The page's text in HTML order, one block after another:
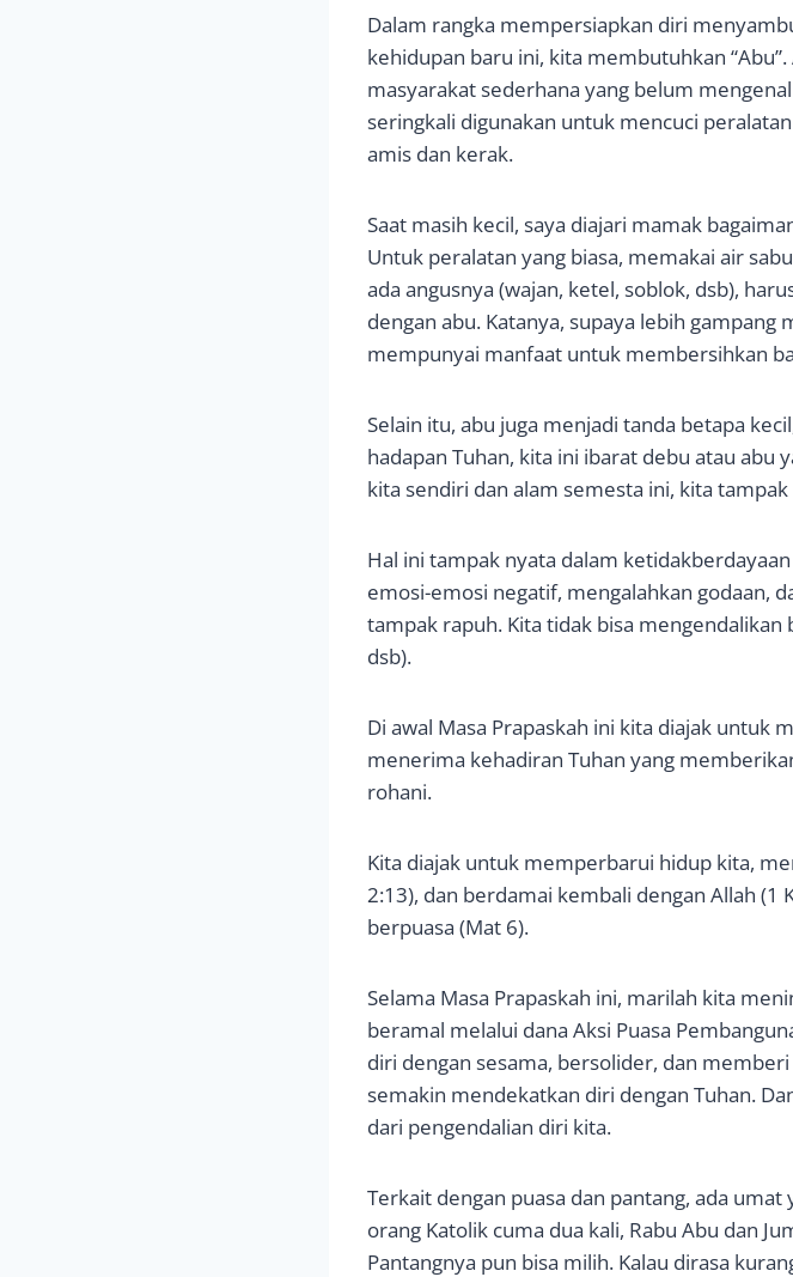
Dalam rangka mempersiapkan diri
kehidupan baru ini, kita membutuhkan
masyarakat sederhana yang belum
seringkali digunakan untuk mencuci
amis dan kerak.
Saat masih kecil, saya diajari mamak
Untuk peralatan yang biasa, memakai air
ada angusnya (wajan, ketel, soblok, dsb),
dengan abu. Katanya, supaya lebih
mempunyai manfaat untuk membersihkan
Selain itu, abu juga menjadi tanda betapa
hadapan Tuhan, kita ini ibarat debu atau abu
kita sendiri dan alam semesta ini, kita
Hal ini tampak nyata dalam
emosi-emosi negatif, mengalahkan godaan,
tampak rapuh. Kita tidak bisa
dsb).
Di awal Masa Prapaskah ini kita diajak untuk
menerima kehadiran Tuhan yang
rohani.
Kita diajak untuk memperbarui hidup kita,
2:13), dan berdamai kembali dengan Allah
berpuasa (Mat 6).
Selama Masa Prapaskah ini, marilah kita
beramal melalui dana Aksi Puasa
diri dengan sesama, bersolider, dan
semakin mendekatkan diri dengan Tuhan.
dari pengendalian diri kita.
Terkait dengan puasa dan pantang, ada
orang Katolik cuma dua kali, Rabu Abu dan
Pantangnya pun bisa milih. Kalau dirasa